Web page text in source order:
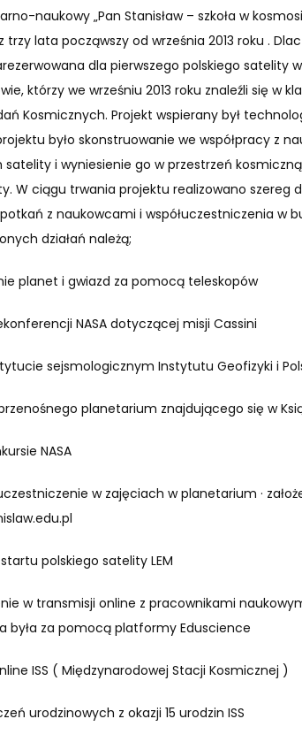
naukowy „Pan Stanisław – szkoła w
trzy lata począwszy od września 2013 roku .
dla pierwszego polskiego satelity
którzy we wrześniu 2013 roku znaleźli się w
Kosmicznych. Projekt wspierany był
było skonstruowanie we współpracy z
satelity i wyniesienie go w przestrzeń
W ciągu trwania projektu realizowano szereg
z naukowcami i współuczestniczenia w
działań należą;
planet i gwiazd za pomocą teleskopów
NASA dotyczącej misji Cassini
sejsmologicznym Instytutu Geofizyki i
planetarium znajdującego się w
NASA
w zajęciach w planetarium ·
polskiego satelity LEM
w transmisji online z pracownikami
była za pomocą platformy Eduscience
ISS ( Międzynarodowej Stacji Kosmicznej )
urodzinowych z okazji 15 urodzin ISS